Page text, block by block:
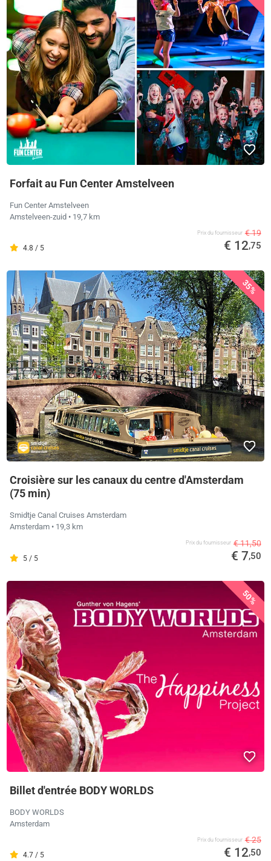
Forfait au Fun Center Amstelveen
Fun Center Amstelveen
Amstelveen-zuid • 19,7 km
4.8 / 5
Prix ​​du fournisseur € 19
€ 12,75
35%
Croisière sur les canaux du centre d'Amsterdam
(75 min)
Smidtje Canal Cruises Amsterdam
Amsterdam • 19,3 km
5 / 5
Prix ​​du fournisseur € 11,50
€ 7,50
50%
Billet d'entrée BODY WORLDS
BODY WORLDS
Amsterdam
4.7 / 5
Prix ​​du fournisseur € 25
€ 12,50